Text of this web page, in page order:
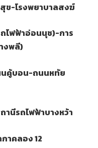
ข-โรงพยาบาลสงฆ์
ถไฟฟ้าอ่อนนุช)-การ
งพลี)
นคู้บอน-ถนนหทัย
านีรถไฟฟ้าบางหว้า
าคลอง 12